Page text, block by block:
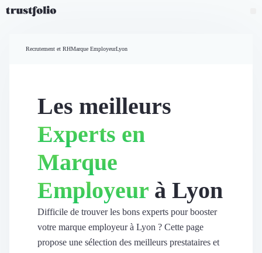
Widgets d'avis
Partage d’avis multicanal
Vidéo de témoignage
Parrainage
Intent data
Révéler le réseau
Vitrine & média
Suivi du ROI
Voir tous nos avis clients
Recrutement et RHMarque EmployeurLyon
Les meilleurs
Experts en
Marque
Employeur à Lyon
Difficile de trouver les bons experts pour booster
votre marque employeur à Lyon ? Cette page
propose une sélection des meilleurs prestataires et